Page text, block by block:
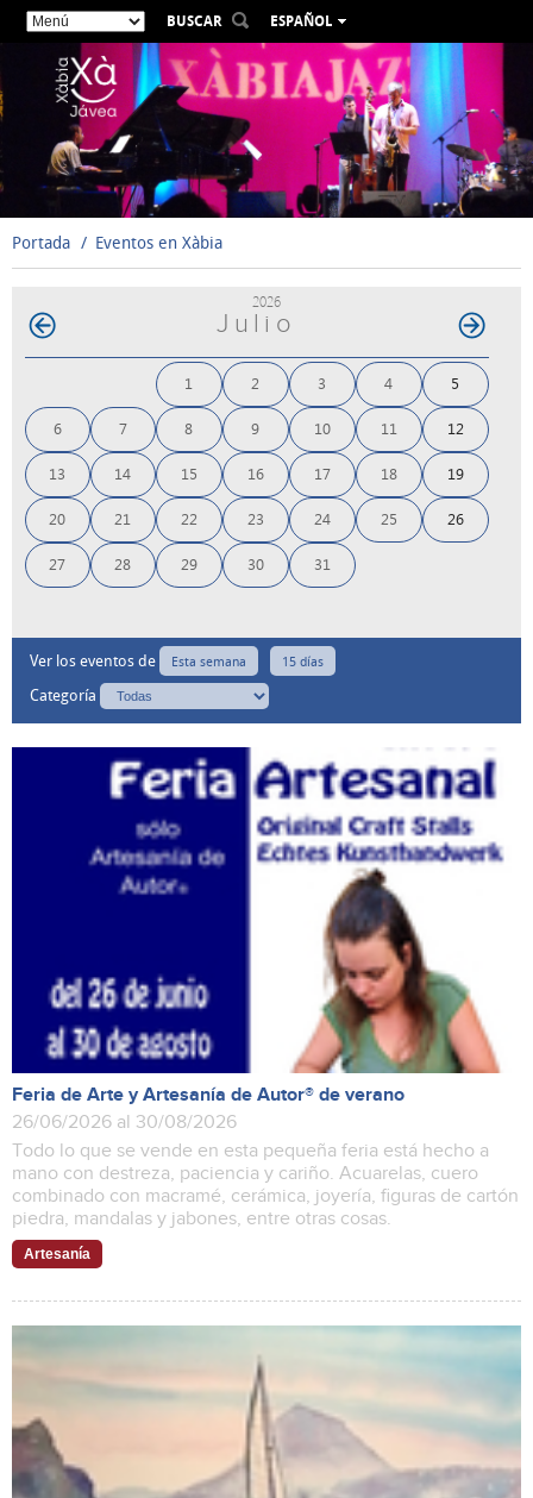
BUSCAR
ESPAÑOL
VALENCIÀ
ENGLISH
DEUTSCH
РУССКИЙ
Portada Eventos en Xàbia
2026
Julio
1 2 3 4 5
6 7 8 9 10 11 12
13 14 15 16 17 18 19
20 21 22 23 24 25 26
27 28 29 30 31
Ver los eventos de Esta semana 15 días
Categoría
Feria de Arte y Artesanía de Autor® de verano
26/06/2026 al 30/08/2026
Todo lo que se vende en esta pequeña feria está hecho a
mano con destreza, paciencia y cariño. Acuarelas, cuero
combinado con macramé, cerámica, joyería, figuras de cartón
piedra, mandalas y jabones, entre otras cosas.
Artesanía